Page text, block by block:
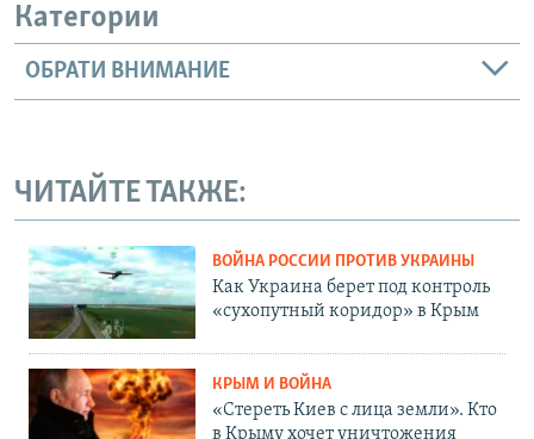
Категории
ОБРАТИ ВНИМАНИЕ
ЧИТАЙТЕ ТАКЖЕ:
ВОЙНА РОССИИ ПРОТИВ УКРАИНЫ
Как Украина берет под контроль
«сухопутный коридор» в Крым
КРЫМ И ВОЙНА
«Стереть Киев с лица земли». Кто
в Крыму хочет уничтожения